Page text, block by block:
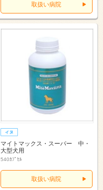
取扱い病院
マイトマックス・スーパー 中・
大型犬用
540ｶﾌﾟｾﾙ
取扱い病院